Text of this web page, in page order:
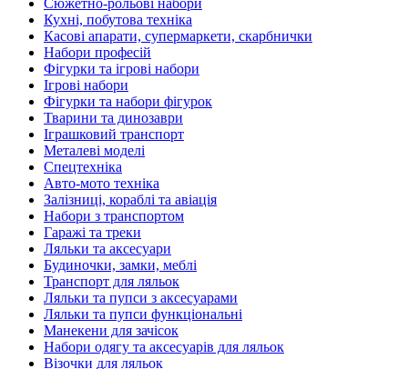
Сюжетно-рольові набори
Кухні, побутова техніка
Касові апарати, супермаркети, скарбнички
Набори професій
Фігурки та ігрові набори
Ігрові набори
Фігурки та набори фігурок
Тварини та динозаври
Іграшковий транспорт
Металеві моделі
Спецтехніка
Авто-мото техніка
Залізниці, кораблі та авіація
Набори з транспортом
Гаражі та треки
Ляльки та аксесуари
Будиночки, замки, меблі
Транспорт для ляльок
Ляльки та пупси з аксесуарами
Ляльки та пупси функціональні
Манекени для зачісок
Набори одягу та аксесуарів для ляльок
Візочки для ляльок